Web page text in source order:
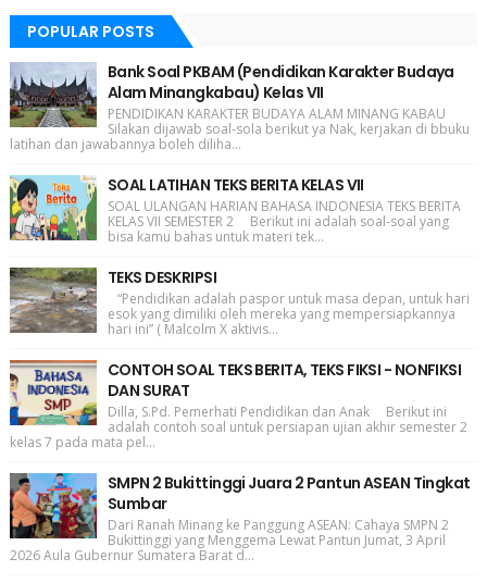
POPULAR POSTS
Bank Soal PKBAM (Pendidikan Karakter Budaya
Alam Minangkabau) Kelas VII
PENDIDIKAN KARAKTER BUDAYA ALAM MINANG KABAU
Silakan dijawab soal-sola berikut ya Nak, kerjakan di bbuku
latihan dan jawabannya boleh diliha...
SOAL LATIHAN TEKS BERITA KELAS VII
SOAL ULANGAN HARIAN BAHASA INDONESIA TEKS BERITA
KELAS VII SEMESTER 2 Berikut ini adalah soal-soal yang
bisa kamu bahas untuk materi tek...
TEKS DESKRIPSI
“Pendidikan adalah paspor untuk masa depan, untuk hari
esok yang dimiliki oleh mereka yang mempersiapkannya
hari ini” ( Malcolm X aktivis...
CONTOH SOAL TEKS BERITA, TEKS FIKSI - NONFIKSI
DAN SURAT
Dilla, S.Pd. Pemerhati Pendidikan dan Anak Berikut ini
adalah contoh soal untuk persiapan ujian akhir semester 2
kelas 7 pada mata pel...
SMPN 2 Bukittinggi Juara 2 Pantun ASEAN Tingkat
Sumbar
Dari Ranah Minang ke Panggung ASEAN: Cahaya SMPN 2
Bukittinggi yang Menggema Lewat Pantun Jumat, 3 April
2026 Aula Gubernur Sumatera Barat d...